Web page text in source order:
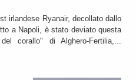
irlandese Ryanair, decollato dallo
a Napoli, è stato deviato questa
corallo" di Alghero-Fertilia,...